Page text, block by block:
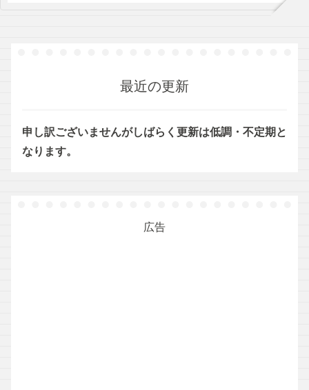
最近の更新
申し訳ございませんがしばらく更新は低調・不定期と
なります。
広告